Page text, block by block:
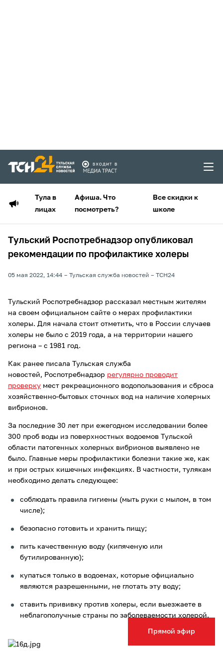
Тула в
лицах
Афиша. Что
посмотреть?
Все скидки к
школе
Прямой эфир
Тульский Роспотребнадзор опубликовал
рекомендации по профилактике холеры
05 мая 2022, 14:44 Тульская служба новостей ТСН24
Тульский Роспотребнадзор рассказал местным жителям
на своем официальном сайте о мерах профилактики
холеры. Для начала стоит отметить, что в России случаев
холеры не было с 2019 года, а на территории нашего
региона – с 1981 год.
Как ранее писала Тульская служба
новостей, Роспотребнадзор регулярно проводит
проверку мест рекреационного водопользования и сброса
хозяйственно-бытовых сточных вод на наличие холерных
вибрионов.
За последние 30 лет при ежегодном исследовании более
300 проб воды из поверхностных водоемов Тульской
области патогенных холерных вибрионов выявлено не
было. Главные меры профилактики болезни такие же, как
и при острых кишечных инфекциях. В частности, тулякам
необходимо делать следующее:
соблюдать правила гигиены (мыть руки с мылом, в том
числе);
безопасно готовить и хранить пищу;
пить качественную воду (кипяченую или
бутилированную);
купаться только в водоемах, которые официально
являются разрешенными, не глотать эту воду;
ставить прививку против холеры, если выезжаете в
неблагополучные страны по заболеваемости холерой.